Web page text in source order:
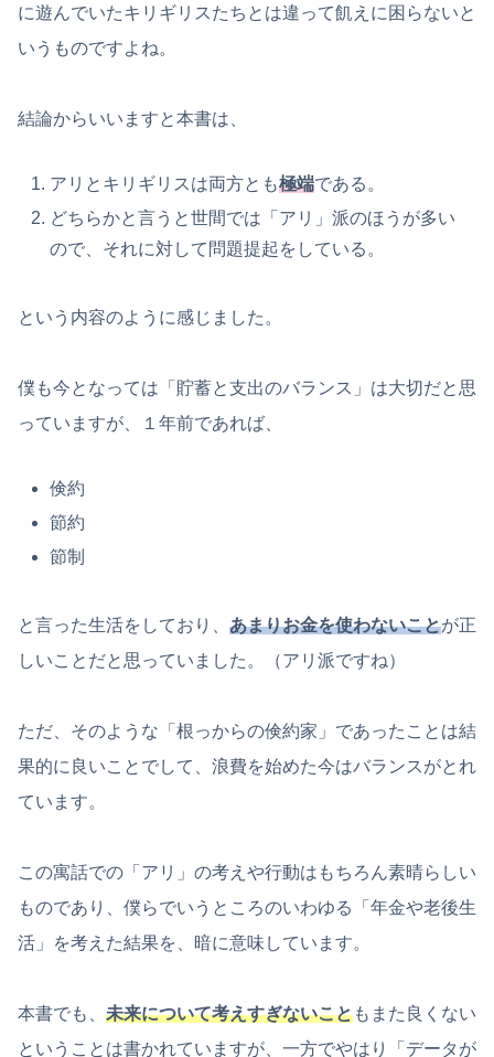
に遊んでいたキリギリスたちとは違って飢えに困らないと
いうものですよね。
結論からいいますと本書は、
アリとキリギリスは両方とも極端である。
どちらかと言うと世間では「アリ」派のほうが多い
ので、それに対して問題提起をしている。
という内容のように感じました。
僕も今となっては「貯蓄と支出のバランス」は大切だと思
っていますが、１年前であれば、
倹約
節約
節制
と言った生活をしており、 あまりお金を使わないことが正
しいことだと思っていました。（アリ派ですね）
ただ、そのような「根っからの倹約家」であったことは結
果的に良いことでして、浪費を始めた今はバランスがとれ
ています。
この寓話での「アリ」の考えや行動はもちろん素晴らしい
ものであり、僕らでいうところのいわゆる「年金や老後生
活」を考えた結果を、暗に意味しています。
本書でも、 未来について考えすぎないこともまた良くない
ということは書かれていますが、一方でやはり「データが